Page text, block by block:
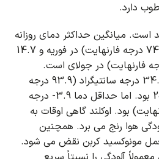
دارد.
است. میانگین حداکثر دمای روزانه
23.7 درجه سانتیگراد (74.7 درجه فارنهایت) در فوریه و 14.7
حداکثر دمای ثبت شده 34.4 درجه سانتیگراد (93.9 درجه
فارنهایت) در 12 فوریه 2009 بود. اما حداقل دما 3.9- درجه
اوکلند گاهی اوقات به
هوا رنج می برد. همچنین
مونوکسید کربن نقض می شود.